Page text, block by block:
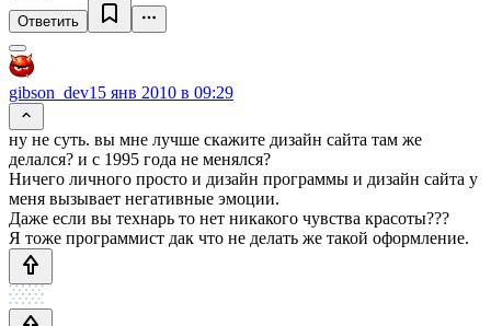
Ответить
gibson_dev15 янв 2010 в 09:29
ну не суть. вы мне лучше скажите дизайн сайта там же
делался? и с 1995 года не менялся?
Ничего личного просто и дизайн программы и дизайн сайта у
меня вызывает негативные эмоции.
Даже если вы технарь то нет никакого чувства красоты???
Я тоже программист дак что не делать же такой оформление.